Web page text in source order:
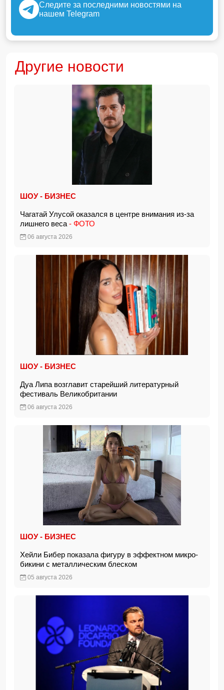
Следите за последними новостями на
нашем Telegram
Другие новости
ШОУ - БИЗНЕС
Чагатай Улусой оказался в центре внимания из-за
лишнего веса - ФОТО
06 августа 2026
ШОУ - БИЗНЕС
Дуа Липа возглавит старейший литературный
фестиваль Великобритании
06 августа 2026
ШОУ - БИЗНЕС
Хейли Бибер показала фигуру в эффектном микро-
бикини с металлическим блеском
05 августа 2026